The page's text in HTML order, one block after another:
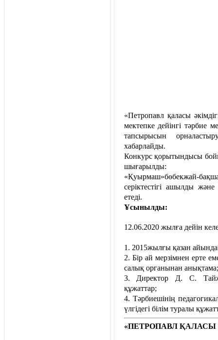
«Петропавл қаласы
мектепке дейінгі тәрбие
тапсырысын
хабарлайды.
Конкурс қорытындысы
шығарылды:
«Қуырмаш»бөбекжай-
серіктестігі ашылды
етеді.
Ұсынылды:
12.06.2020 жылға дейін
1. 2015жылғы қазан
2. Бір ай мерзімнен ерте
салық органынан анықтама;
3. Директор Д. С.
құжаттар;
4. Тәрбиешінің
үлгідегі білім туралы
«ПЕТРОПАВЛ ҚАЛАСЫ